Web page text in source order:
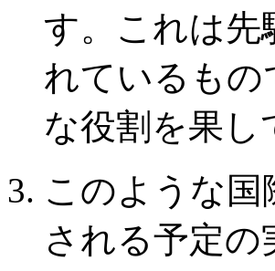
す。これは先
れているもの
な役割を果
このような国
される予定